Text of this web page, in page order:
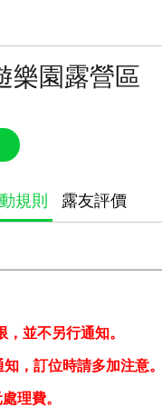
樂園露營區
規則 露友評價
並不另行通知。
， 訂位時請多加注意
處理費。